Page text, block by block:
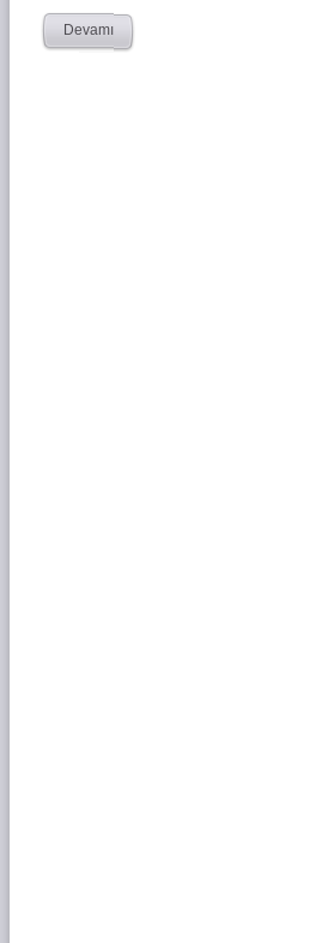
Devamı